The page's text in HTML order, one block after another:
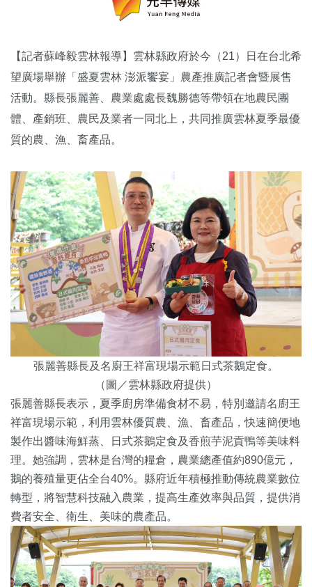
【記者蘇峰毅雲林報導】雲林縣政府於今（21）日在台北希
望廣場舉辦「盛夏雲林 澎派饗宴」農產推廣記者會暨展售
活動。縣長張麗善、農業處處長魏勝德等帶領在地農民團
體、產銷班、農民及業者一同北上，共同推廣雲林夏季最優
質的農、漁、畜產品。
張麗善縣長及名廚王祥富現場示範日式茶鵝定食。
（圖／雲林縣政府提供）
張麗善縣長表示，夏季廚房準備食材不易，特別邀請名廚王
祥富現場示範，利用雲林優質農、漁、畜產品，快速簡便地
製作出醬味海鮮蒸、日式茶鵝定食及香煎芋泥貢鴨等美味料
理。她強調，雲林是台灣的糧倉，農業總產值約890億元，
鵝的養殖量更佔全台40%。縣府近年積極推動傳統農業數位
轉型，將智慧科技融入農業，提高生產效率與品質，提供消
費者安全、衛生、美味的農產品。